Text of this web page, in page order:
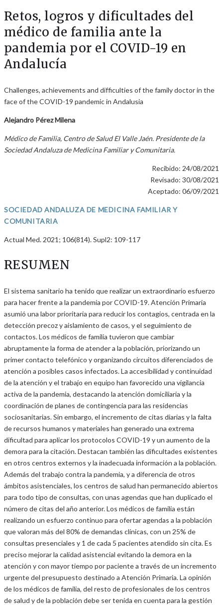
Retos, logros y dificultades del
médico de familia ante la
pandemia por el COVID-19 en
Andalucía
Challenges, achievements and difficulties of the family doctor in the
face of the COVID-19 pandemic in Andalusia
Alejandro Pérez Milena
Médico de Familia, Centro de Salud El Valle Jaén. Presidente de la
Sociedad Andaluza de Medicina Familiar y Comunitaria.
Recibido: 24/08/2021
Revisado: 30/08/2021
Aceptado: 06/09/2021
SOCIEDAD ANDALUZA DE MEDICINA FAMILIAR Y
COMUNITARIA
Actual Med. 2021; 106(814). Supl2: 109-117
RESUMEN
El sistema sanitario ha tenido que realizar un extraordinario esfuerzo
para hacer frente a la pandemia por COVID-19. Atención Primaria
asumió una labor prioritaria para reducir los contagios, centrada en la
detección precoz y aislamiento de casos, y el seguimiento de
contactos. Los médicos de familia tuvieron que cambiar
abruptamente la forma de atender a la población, priorizando un
primer contacto telefónico y organizando circuitos diferenciados de
atención a posibles casos infectados. La accesibilidad y continuidad
de la atención y el trabajo en equipo han favorecido una vigilancia
activa de la pandemia, destacando la atención domiciliaria y la
coordinación de planes de contingencia para las residencias
sociosanitarias. Sin embargo, el incremento de citas diarias y la falta
de recursos humanos y materiales han generado una extrema
dificultad para aplicar los protocolos COVID-19 y un aumento de la
demora para la citación. Destacan también las dificultades existentes
en otros centros externos y la inadecuada información a la población.
Además del trabajo contra la pandemia, y a diferencia de otros
ámbitos asistenciales, los centros de salud han permanecido abiertos
para todo tipo de consultas, con unas agendas que han duplicado el
número de citas del año anterior. Los médicos de familia están
realizando un esfuerzo continuo para ofertar agendas a la población
que valoran más del 80% de demandas clínicas, con un 25% de
consultas presenciales y 1 de cada 5 pacientes atendido sin cita. Es
preciso mejorar la calidad asistencial evitando la demora en la
atención y con mayor tiempo por paciente a través de un incremento
urgente del presupuesto destinado a Atención Primaria. La opinión
de los médicos de familia, del resto de profesionales de los centros
de salud y de la población debe ser tenida en cuenta para la gestión